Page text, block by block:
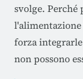
svolge. Perché
forza
non possono